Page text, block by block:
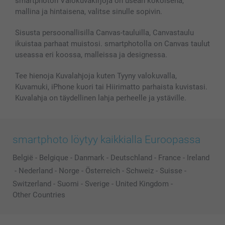
MyNameBook
Valokuvakehykset & Lisätarvikkeet
Lahjakortti
Kaikki kuvatuotteet
Ehdot/takuut
Hinnat & maksutavat
mallina ja hintaisena, valitse sinulle sopivin.
Sisusta persoonallisilla Canvas-tauluilla, Canvastaulu
ikuistaa parhaat muistosi. smartphotolla on Canvas taulut
useassa eri koossa, malleissa ja designessa.
Tee hienoja Kuvalahjoja kuten Tyyny valokuvalla,
Kuvamuki, iPhone kuori tai Hiirimatto parhaista kuvistasi.
Kuvalahja on täydellinen lahja perheelle ja ystäville.
smartphoto löytyy kaikkialla Euroopassa
België - Belgique - Danmark - Deutschland - France - Ireland
- Nederland - Norge - Österreich - Schweiz - Suisse -
Switzerland - Suomi - Sverige - United Kingdom -
Other Countries